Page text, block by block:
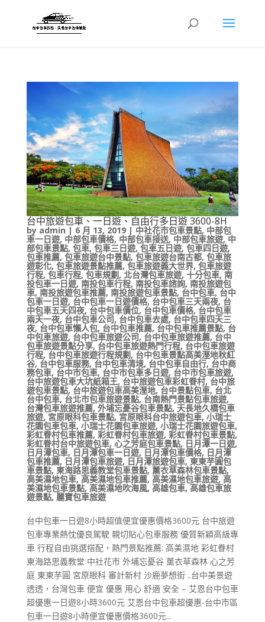
台中旅遊包車、一日遊、自由行多日遊 3600-8H
by admin | 6 月 13, 2019| 中社花市包車景點, 中部包
車一日遊, 中部包車價格, 中部包車接送, 中部包車旅遊, 中
部包車景點, 包車, 包車三日遊, 包車五日遊, 包車四日遊,
包車推薦, 包車旅遊台中景點, 包車旅遊台南古都, 包車旅
遊彰化, 包車旅遊景點推薦, 包車旅遊義大世界, 包車旅遊
行程, 包車行程, 包車規劃, 北台灣包車旅遊, 十分包車, 南
投包車一日遊, 南投包車行程, 南投包車諮詢, 南投旅遊包
車, 南投旅遊包車推薦, 南投旅遊包車景點, 台中包車, 台中
包車一日遊, 台中包車一日遊價格, 台中包車三天兩夜, 台
中包車五天四夜, 台中包車價位, 台中包車價格, 台中包車
兩天一夜, 台中包車公司, 台中包車去處, 台中包車四天三
夜, 台中包車懶人包, 台中包車推薦, 台中包車推薦景點, 台
中包車旅遊, 台中包車旅遊公司, 台中包車旅遊推薦, 台中
包車旅遊景點分享, 台中包車旅遊熱門行程, 台中包車旅遊
行程, 台中包車旅遊行程規劃, 台中包車景點高美溼地秋紅
谷, 台中包車服務, 台中包車清境, 台中包車自由行, 台中商
務包車, 台中市包車, 台中市包車多日遊, 台中市包車旅遊,
台中旅遊包車大坑紙箱王, 台中旅遊包車彩虹眷村, 台中旅
遊包車景點, 台中旅遊包車高美溼地, 台中景點包車, 台北
台中包車, 台北市包車旅遊景點, 台南熱門景點包車旅遊,
台灣包車旅遊推薦, 外埔忘憂谷包車景點, 天長地久橋包車
旅遊, 宮原眼科包車景點, 宮原眼科台中旅遊包車, 小瑞士
花園包車包車, 小瑞士花園包車旅遊, 小瑞士花園旅遊包車,
彩虹眷村包車推薦, 彩虹眷村包車旅遊, 彩虹眷村包車景點,
彩虹眷村台中旅遊包車, 心之芳庭包車景點, 日月潭一日遊,
日月潭包車, 日月潭包車一日遊, 日月潭包車價格, 日月潭
包車推薦, 日月潭包車旅遊, 日月潭旅遊包車, 東東芋圓包
車景點, 東海路思義教堂包車景點, 薰衣草森林包車景點,
高美濕地包車, 高美濕地包車推薦, 高美濕地包車旅遊, 高
美濕地包車景點, 高美濕地吹海風, 高雄包車, 高雄包車旅
遊景點, 麗寶包車旅遊
台中包車一日遊8小時超值便宜優惠價格3600元 台中旅遊
包車專業熱忱優良駕駛 親切貼心包車服務 優質新穎高級專
車 行程自由挑選搭配，熱門景點推薦: 高美濕地 彩虹眷村
東海路思義教堂 中社花市 外埔忘憂谷 薰衣草森林 心之芳
庭 東東芋圓 宮原眼科 審計新村 沙鹿夢想街 ..台中美景遊
透透，台灣包車 便宜 優惠 用心 舒適 安全 – 艾恩台中包車
超優惠一日遊8小時3600元 艾恩台中包車超優惠-台中市區
包車一日遊8小時便宜優惠價格3600元...